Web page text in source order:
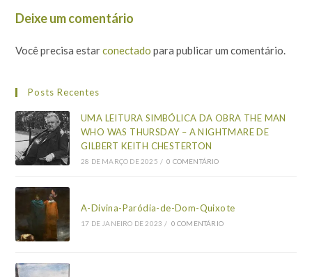
Deixe um comentário
Você precisa estarconectado para publicar um comentário.
Posts Recentes
UMA LEITURA SIMBÓLICA DA OBRA THE MAN
WHO WAS THURSDAY – A NIGHTMARE DE
GILBERT KEITH CHESTERTON
28 DE MARÇO DE 2025 / 0 COMENTÁRIO
A-Divina-Paródia-de-Dom-Quixote
17 DE JANEIRO DE 2023 / 0 COMENTÁRIO